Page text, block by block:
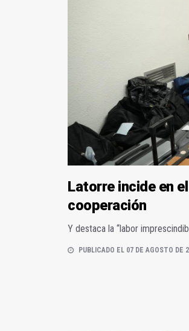
Latorre incide en
cooperación
Y destaca la “labor
PUBLICADO EL 07 DE AGOSTO DE